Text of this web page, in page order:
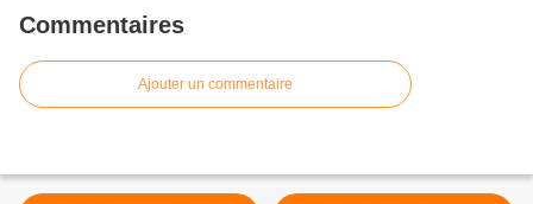
Commentaires
Ajouter un commentaire